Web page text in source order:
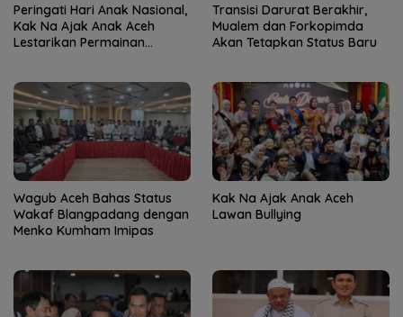
Peringati Hari Anak Nasional,
Kak Na Ajak Anak Aceh
Lestarikan Permainan
Transisi Darurat Berakhir,
Mualem dan Forkopimda
Akan Tetapkan Status Baru
Wagub Aceh Bahas Status
Wakaf Blangpadang dengan
Menko Kumham Imipas
Kak Na Ajak Anak Aceh
Lawan Bullying